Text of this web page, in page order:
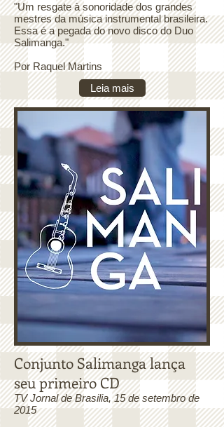
"Um resgate à sonoridade dos grandes
mestres da música instrumental brasileira.
Essa é a pegada do novo disco do Duo
Salimanga."
Por Raquel Martins
Leia mais
Conjunto Salimanga lança
seu primeiro CD
TV Jornal de Brasilia, 15 de setembro de
2015